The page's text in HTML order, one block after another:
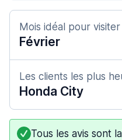
Mois idéal pour visiter
Février
Les clients les plus
Honda City
Tous les avis sont